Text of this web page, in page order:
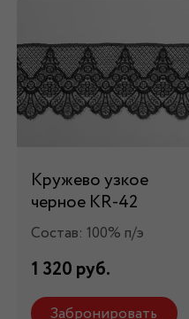
Кружево узкое
черное KR-42
Состав: 100% п/э
1 320 руб.
Забронировать